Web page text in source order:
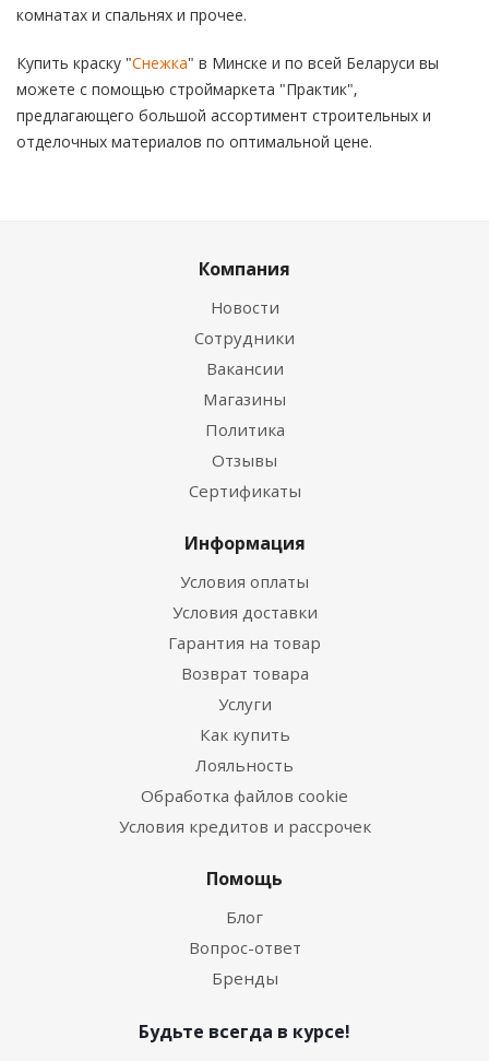
комнатах и спальнях и прочее.
Купить краску "Снежка" в Минске и по всей Беларуси вы
можете с помощью строймаркета "Практик",
предлагающего большой ассортимент строительных и
отделочных материалов по оптимальной цене.
Компания
Новости
Сотрудники
Вакансии
Магазины
Политика
Отзывы
Сертификаты
Информация
Условия оплаты
Условия доставки
Гарантия на товар
Возврат товара
Услуги
Как купить
Лояльность
Обработка файлов cookie
Условия кредитов и рассрочек
Помощь
Блог
Вопрос-ответ
Бренды
Будьте всегда в курсе!